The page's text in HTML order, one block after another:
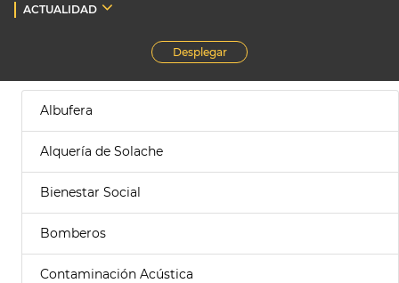
ACTUALIDAD
Desplegar
Albufera
Alquería de Solache
Bienestar Social
Bomberos
Contaminación Acústica